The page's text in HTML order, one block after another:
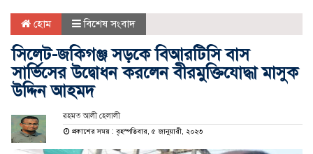
হোম বিশেষ সংবাদ
সিলেট-জকিগঞ্জ সড়কে বিআরটিসি বাস
সার্ভিসের উদ্বোধন করলেন বীরমুক্তিযোদ্ধা মাসুক
উদ্দিন আহমদ
রহমত আলী হেলালী
প্রকাশের সময় : বৃহস্পতিবার, ৫ জানুয়ারী, ২০২৩